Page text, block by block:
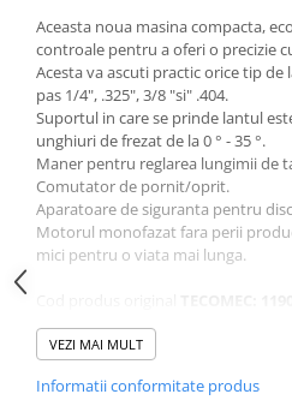
Alte unelte de gradinarit
Echipamente de protectie pentru
gradina
Casti de protectie
Manusi de lucru
Ochelari de protectie
Electrice si Iluminat
Sisteme fotovoltaice
Prize & Prelungitoare
Foreze pentru subtraversari
Accesorii pentru santier
Tubulatura evacuare deseuri
Parapeti rutieri
Arzatoare izolatii cu gaz
Aceasta noua masina compacta,
controale pentru a oferi o precizie
Acesta va ascuti practic orice tip
pas 1/4", .325", 3/8 "si" .404.
Suportul in care se prinde lantul
unghiuri de frezat de la 0 ° - 35 °.
Maner pentru reglarea lungimii de
Comutator de pornit/oprit.
Aparatoare de siguranta pentru
Motorul monofazat fara perii
mici pentru o viata mai lunga.
Set de livrare:
Diametru disc: 105 x 22.2 x 3.2 mm
VEZI MAI MULT
Informatii conformitate produs